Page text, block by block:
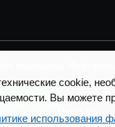
доставке?сайта - Result
cookie,
Вы можете
использования